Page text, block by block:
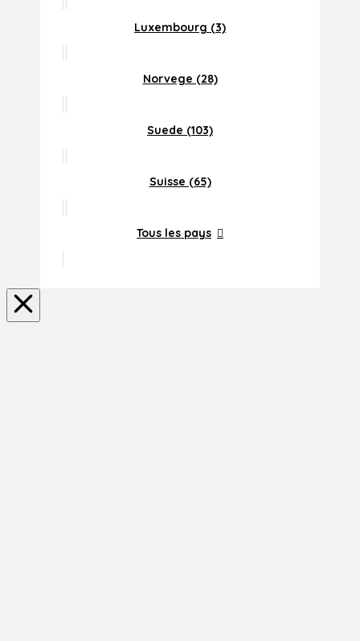
Luxembourg (3)
Norvege (28)
Suede (103)
Suisse (65)
Tous les pays